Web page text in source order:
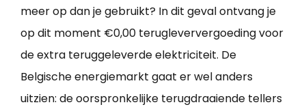
meer op dan je gebruikt? In dit geval ontvang je
op dit moment €0,00 terugleververgoeding voor
de extra teruggeleverde elektriciteit. De
Belgische energiemarkt gaat er wel anders
uitzien: de oorspronkelijke terugdraaiende tellers